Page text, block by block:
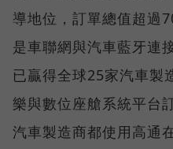
導地位，訂單總值超過
是車聯網與汽車藍牙連
已贏得全球25家汽車製
樂與數位座艙系統平台
汽車製造商都使用高通